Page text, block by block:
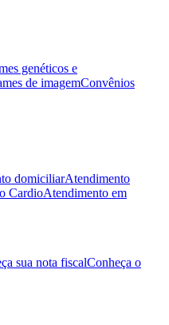
genéticos e
de imagemConvênios
domiciliarAtendimento
CardioAtendimento em
sua nota fiscalConheça o